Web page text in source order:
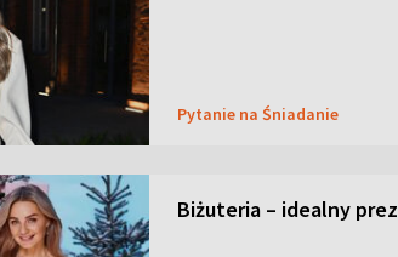
Pytanie na Śniadanie
Biżuteria – idealny